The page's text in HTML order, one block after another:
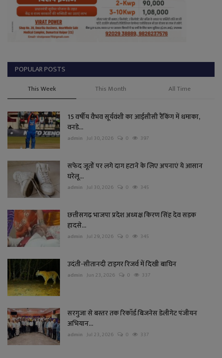
POPULAR POSTS
This Week This Month All Time
15 वर्षीय वैभव सूर्यवंशी का आईसीसी रैंकिंग में धमाका,
वनडे...
admin Jul 30, 2026 0 397
सफेद जूतों पर लगे दाग हटाने के लिए अपनाएं ये आसान
घरेलू...
admin Jul 30, 2026 0 345
छत्तीसगढ़ भाजपा प्रदेश अध्यक्ष किरण सिंह देव सड़क
हादसे...
admin Jul 29, 2026 0 345
उदंती-सीतानदी टाइगर रिजर्व में दिखी बाघिन
admin Jun 23, 2026 0 337
सरगुजा से बस्तर तक रिकॉर्ड बिजनेस डेलीगेट पंजीयन
अभियान...
admin Jul 23, 2026 0 337